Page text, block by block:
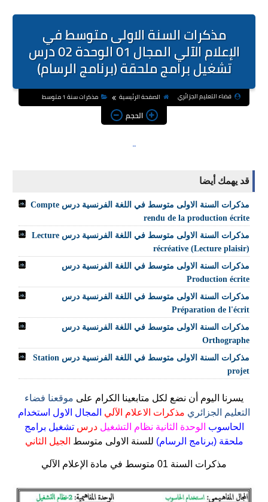
مذكرات السنة الاولى متوسط في
الإعلام الآلي المجال 01 الوحدة 02 درس
تشغيل برامج ملحقة (برنامج الرسام)
فضاء التعليم الجزائري الصفحة الرئيسية مذكرات سنة 1 متوسط
الحجم
قد يهمك أيضا
مذكرات السنة الاولى متوسط في اللغة الفرنسية درس Compte
rendu de la production écrite
مذكرات السنة الاولى متوسط في اللغة الفرنسية درس Lecture
récréative (Lecture plaisir)
مذكرات السنة الاولى متوسط في اللغة الفرنسية درس
Production écrite
مذكرات السنة الاولى متوسط في اللغة الفرنسية درس
Préparation de l'écrit
مذكرات السنة الاولى متوسط في اللغة الفرنسية درس
Orthographe
مذكرات السنة الاولى متوسط في اللغة الفرنسية درس Station
projet
يسرنا اليوم أن نضع لكل متابعينا الكرام على موقعنا فضاء
التعليم الجزائري مذكرات الاعلام الآلي المجال الاول استخدام
الحاسوب الوحدة الثانية نظام التشغيل درستشغيل برامج
ملحقة (برنامج الرسام) للسنة الاولى متوسط الجيل الثاني
مذكرات السنة 01 متوسط في مادة الإعلام الآلي